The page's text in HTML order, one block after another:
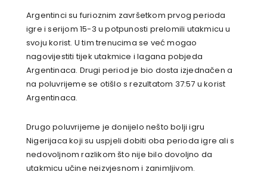
Argentinci su furioznim završetkom prvog perioda
igre i serijom 15-3 u potpunosti prelomili utakmicu u
svoju korist. U tim trenucima se već mogao
nagovijestiti tijek utakmice i lagana pobjeda
Argentinaca. Drugi period je bio dosta izjednačen a
na poluvrijeme se otišlo s rezultatom 37:57 u korist
Argentinaca.
Drugo poluvrijeme je donijelo nešto bolji igru
Nigerijaca koji su uspjeli dobiti oba perioda igre ali s
nedovoljnom razlikom što nije bilo dovoljno da
utakmicu učine neizvjesnom i zanimljivom.